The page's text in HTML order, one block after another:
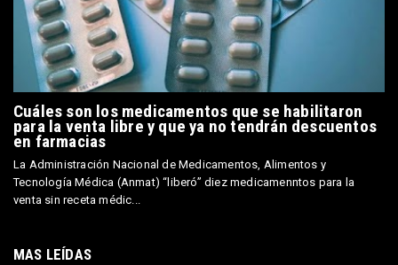
Cuáles son los medicamentos que se habilitaron
para la venta libre y que ya no tendrán descuentos
en farmacias
La Administración Nacional de Medicamentos, Alimentos y
Tecnología Médica (Anmat) “liberó” diez medicamenntos para la
venta sin receta médic...
MAS LEÍDAS